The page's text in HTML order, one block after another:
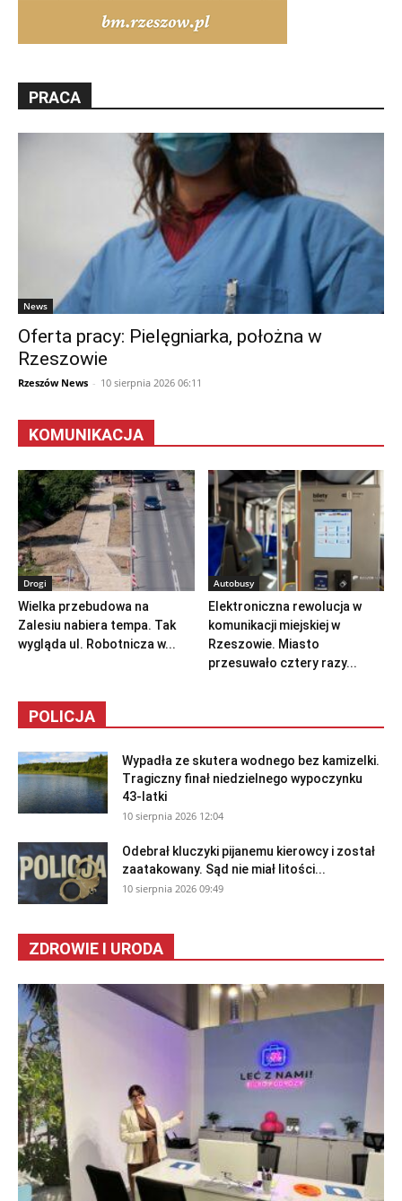
PRACA
News
Oferta pracy: Pielęgniarka, położna w
Rzeszowie
Rzeszów News - 10 sierpnia 2026 06:11
KOMUNIKACJA
Drogi
Wielka przebudowa na
Zalesiu nabiera tempa. Tak
wygląda ul. Robotnicza w...
Autobusy
Elektroniczna rewolucja w
komunikacji miejskiej w
Rzeszowie. Miasto
przesuwało cztery razy...
POLICJA
Wypadła ze skutera wodnego bez kamizelki.
Tragiczny finał niedzielnego wypoczynku
43-latki
10 sierpnia 2026 12:04
Odebrał kluczyki pijanemu kierowcy i został
zaatakowany. Sąd nie miał litości...
10 sierpnia 2026 09:49
ZDROWIE I URODA